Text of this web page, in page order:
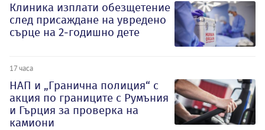
Клиника изплати обезщетение
след присаждане на увредено
сърце на 2-годишно дете
17 часа
НАП и „Гранична полиция“ с
акция по границите с Румъния
и Гърция за проверка на
камиони